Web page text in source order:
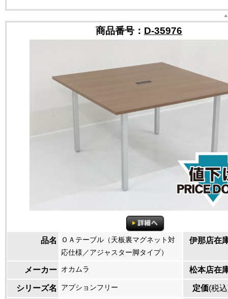
商品番号： D-35976
品名
ＯＡテーブル（天板裏マグネット対
応仕様／アジャスター脚タイプ）
伊那店在
メーカー オカムラ 松本店在
シリーズ名 アプションフリー 定価(税